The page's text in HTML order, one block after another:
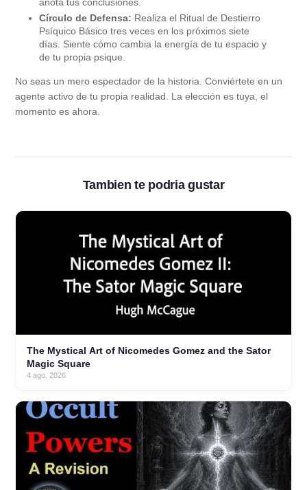
Círculo de Defensa: Realiza el Ritual de Destierro
Psíquico Básico tres veces en los próximos siete
días. Siente cómo cambia la energía de tu espacio y
de tu propia psique.
No seas un mero espectador de la historia. Conviértete en un
agente activo de tu propia realidad. La elección es tuya, el
momento es ahora.
Tambien te podria gustar
The Mystical Art of Nicomedes Gomez and the Sator
Magic Square
4 ago. 2026